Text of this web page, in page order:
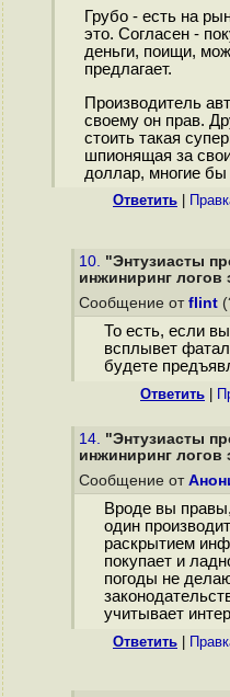
Грубо - есть на
это. Согласен -
деньги, поищи,
предлагает.
Производитель
своему он прав.
стоить такая
шпионящая за
доллар, многие
Ответить
10. "Энтузиасты
инжиниринг логов
Сообщение от flint
То есть, если
всплывет
будете
Ответить
14. "Энтузиасты
инжиниринг логов
Сообщение от
Вроде вы
один
раскрытием
покупает и
погоды не
учитывает
Ответить